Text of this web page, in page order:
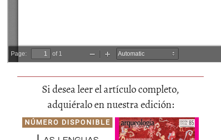
Si desea leer el artículo completo,
adquiéralo en nuestra edición:
NÚMERO DISPONIBLE